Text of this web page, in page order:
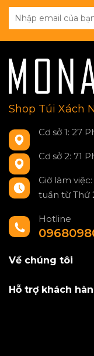
Shop Túi Xách
Cơ sở 1: 27
Cơ sở 2: 71
Giờ làm
tuần từ Thứ
Hotline
Về chúng tôi
Hỗ trợ khách